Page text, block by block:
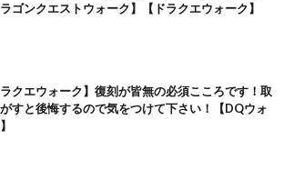
ラゴンクエストウォーク】【ドラクエウォーク】
ラクエウォーク】復刻が皆無の必須こころです！取
すと後悔するので気をつけて下さい！【DQウォ